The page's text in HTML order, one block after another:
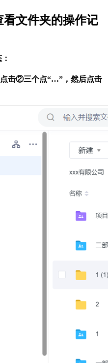
看文件夹的操作记
击②三个点“…”，然后点击